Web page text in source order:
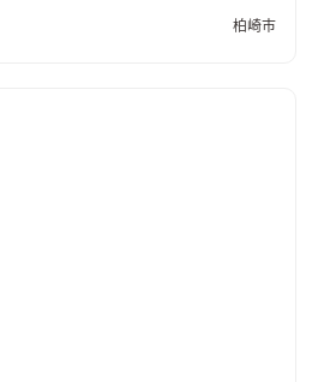
柏崎市